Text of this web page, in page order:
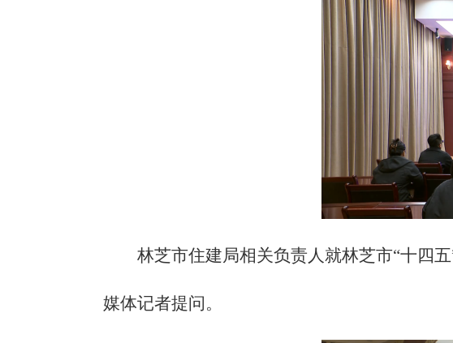
林芝市住建局相关负责人就林芝市“十四
媒体记者提问。